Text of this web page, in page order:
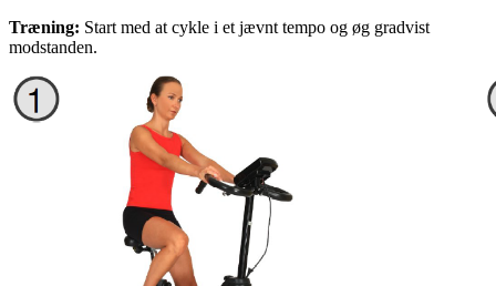
Træning: Start med at cykle i et jævnt tempo og øg gradvist
modstanden.